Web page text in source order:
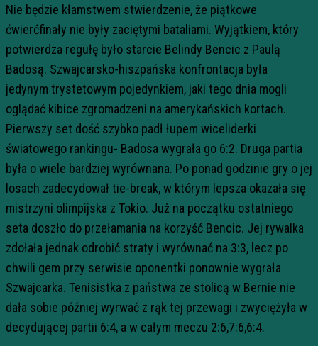
Nie będzie kłamstwem stwierdzenie, że piątkowe
ćwierćfinały nie były zaciętymi bataliami. Wyjątkiem, który
potwierdza regułę było starcie Belindy Bencic z Paulą
Badosą. Szwajcarsko-hiszpańska konfrontacja była
jedynym trystetowym pojedynkiem, jaki tego dnia mogli
oglądać kibice zgromadzeni na amerykańskich kortach.
Pierwszy set dość szybko padł łupem wiceliderki
światowego rankingu- Badosa wygrała go 6:2. Druga partia
była o wiele bardziej wyrównana. Po ponad godzinie gry o jej
losach zadecydował tie-break, w którym lepsza okazała się
mistrzyni olimpijska z Tokio. Już na początku ostatniego
seta doszło do przełamania na korzyść Bencic. Jej rywalka
zdołała jednak odrobić straty i wyrównać na 3:3, lecz po
chwili gem przy serwisie oponentki ponownie wygrała
Szwajcarka. Tenisistka z państwa ze stolicą w Bernie nie
dała sobie później wyrwać z rąk tej przewagi i zwyciężyła w
decydującej partii 6:4, a w całym meczu 2:6,7:6,6:4.